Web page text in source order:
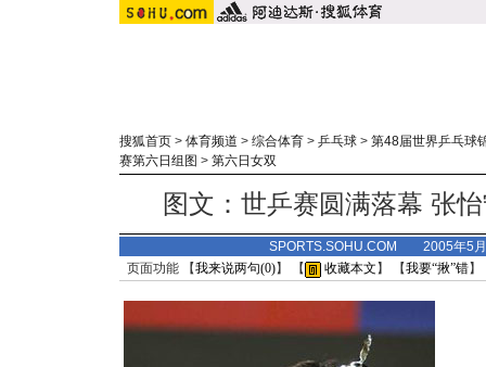
搜狐首页 > 体育频道 > 综合体育 > 乒乓球 > 第48届世界乒乓球
赛第六日组图 > 第六日女双
图文：世乒赛圆满落幕 张
SPORTS.SOHU.COM 2005年5
页面功能 【我来说两句(0)】 【 收藏本文 】 【我要“揪”错】